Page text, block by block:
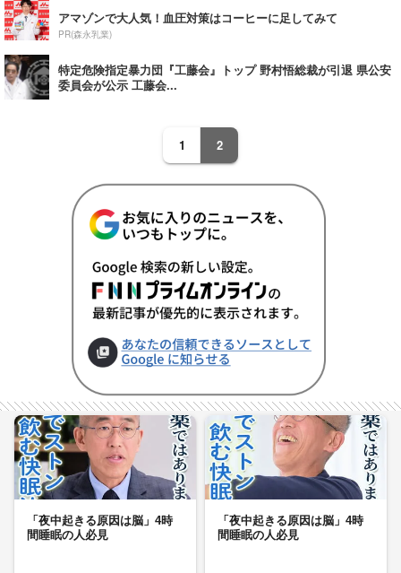
アマゾンで大人気！血圧対策はコーヒーに足してみて
PR(森永乳業)
特定危険指定暴力団『工藤会』トップ 野村悟総裁が引退 県公安
委員会が公示 工藤会...
1 2
「夜中起きる原因は脳」4時
間睡眠の人必見
「夜中起きる原因は脳」4時
間睡眠の人必見